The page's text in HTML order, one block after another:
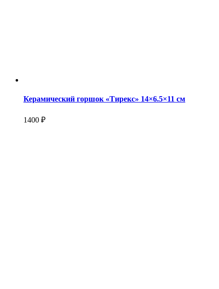
Керамический горшок «Тирекс» 14×6.5×11 см
1400 ₽